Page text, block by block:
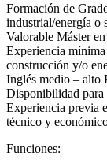
Formación de
industrial/energía o
Valorable Máster
Experiencia mínima
construcción y/o
Inglés medio – alto
Disponibilidad para
Experiencia previa
técnico y
Funciones: